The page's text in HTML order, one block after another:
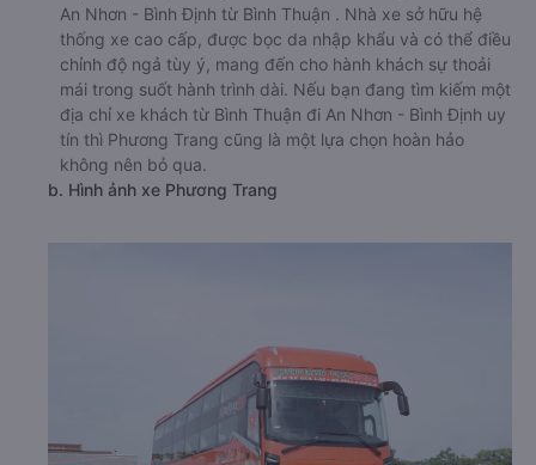
An Nhơn - Bình Định từ Bình Thuận . Nhà xe sở hữu hệ
thống xe cao cấp, được bọc da nhập khẩu và có thể điều
chỉnh độ ngả tùy ý, mang đến cho hành khách sự thoải
mái trong suốt hành trình dài. Nếu bạn đang tìm kiếm một
địa chỉ xe khách từ Bình Thuận đi An Nhơn - Bình Định uy
tín thì Phương Trang cũng là một lựa chọn hoàn hảo
không nên bỏ qua.
b. Hình ảnh xe Phương Trang